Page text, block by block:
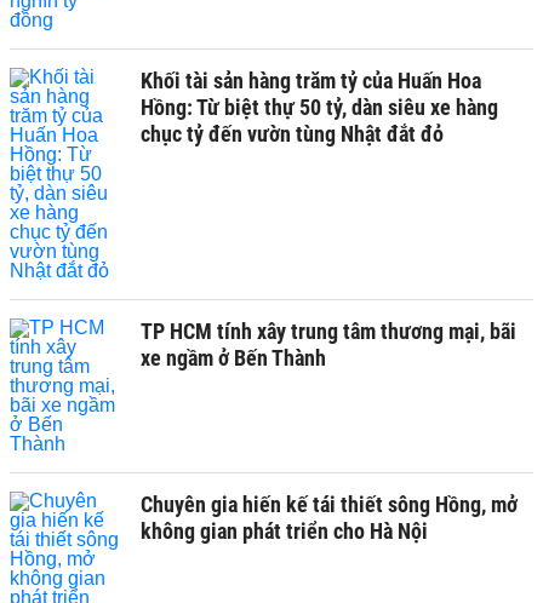
Khối tài sản hàng trăm tỷ của Huấn Hoa
Hồng: Từ biệt thự 50 tỷ, dàn siêu xe hàng
chục tỷ đến vườn tùng Nhật đắt đỏ
TP HCM tính xây trung tâm thương mại, bãi
xe ngầm ở Bến Thành
Chuyên gia hiến kế tái thiết sông Hồng, mở
không gian phát triển cho Hà Nội